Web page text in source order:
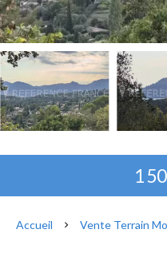
1
Accueil Vente Terrain